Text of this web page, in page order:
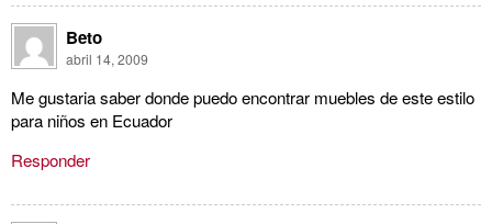
Beto
abril 14, 2009
Me gustaria saber donde puedo encontrar muebles de este estilo
para niños en Ecuador
Responder